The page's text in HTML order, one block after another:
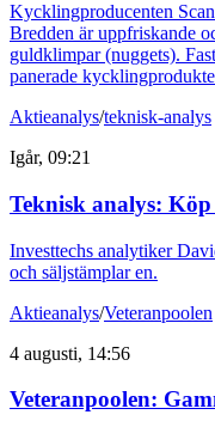
Kycklingproducenten
Bredden är uppfriskande
guldklimpar (nuggets).
panerade
Aktieanalys/teknisk-analys
Igår, 09:21
Teknisk analys:
Investtechs analytiker
och säljstämplar en.
Aktieanalys/Veteranpoolen
4 augusti, 14:56
Veteranpoolen: